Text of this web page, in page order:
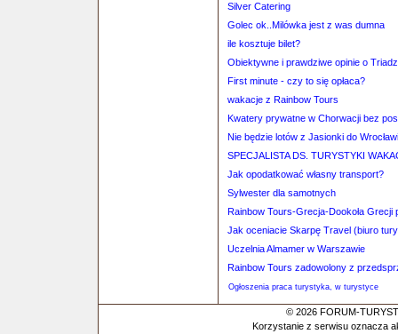
Silver Catering
Golec ok..Milówka jest z was dumna
ile kosztuje bilet?
Obiektywne i prawdziwe opinie o
First minute - czy to się opłaca?
wakacje z Rainbow Tours
Kwatery prywatne w Chorwacji bez
Nie będzie lotów z Jasionki do
SPECJALISTA DS. TURYSTYKI
Jak opodatkować własny transport?
Sylwester dla samotnych
Rainbow Tours-Grecja-Dookoła Grecji
Jak oceniacie Skarpę Travel (biuro
Uczelnia Almamer w Warszawie
Rainbow Tours zadowolony z
Ogłoszenia praca turystyka, w turystyce
© 2026 FORUM-
Korzystanie z serwisu oznacza